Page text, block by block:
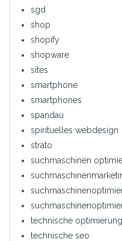
sgd
shop
shopify
shopware
sites
smartphone
smartphones
spandau
spirituelles webdesign
strato
suchmaschinen
technische optimierung
technische seo